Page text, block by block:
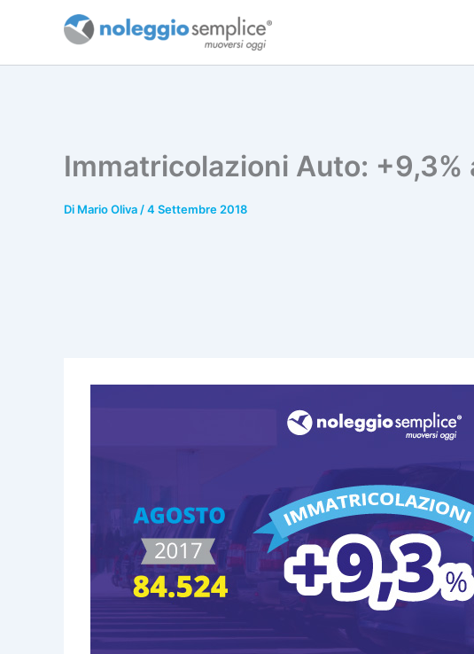
Immatricolazioni Auto: +9,3%
Di Mario Oliva /4 Settembre 2018